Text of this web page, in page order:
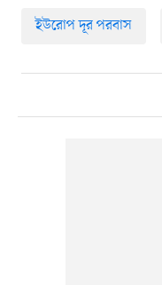
ইউরোপ দূর পরবাস